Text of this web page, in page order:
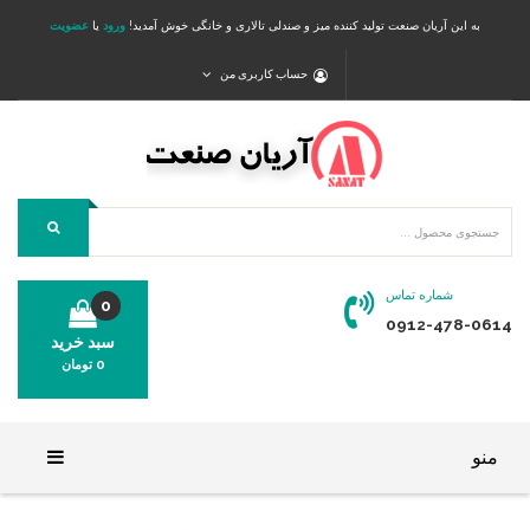
به این آریان صنعت تولید کننده میز و صندلی تالاری و خانگی خوش آمدید! ورود یا عضویت
حساب کاربری من
شماره تماس
0912-478-0614
سبد خرید
0
0 تومان
منو